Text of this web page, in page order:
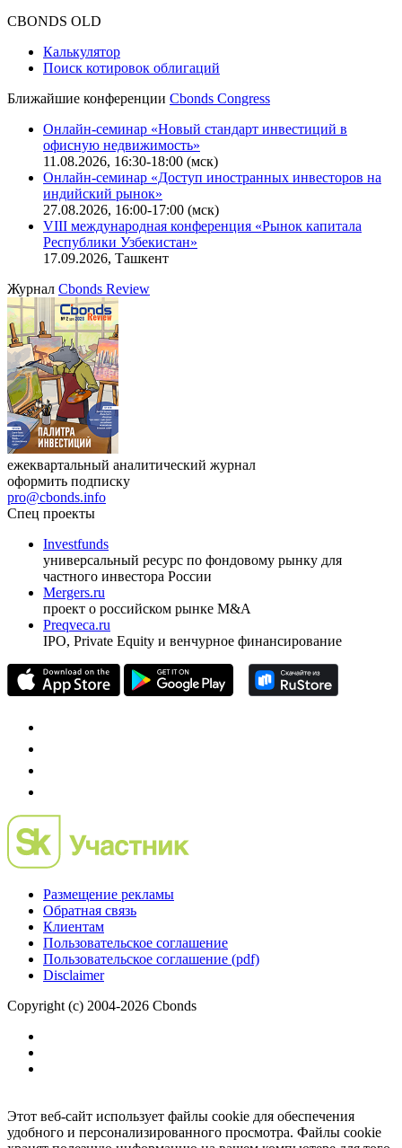
CBONDS OLD
Калькулятор
Поиск котировок облигаций
Ближайшие конференции Cbonds Congress
Онлайн-семинар «Новый стандарт инвестиций в
офисную недвижимость»
11.08.2026, 16:30-18:00 (мск)
Онлайн-семинар «Доступ иностранных инвесторов на
индийский рынок»
27.08.2026, 16:00-17:00 (мск)
VIII международная конференция «Рынок капитала
Республики Узбекистан»
17.09.2026, Ташкент
Журнал Cbonds Review
ежеквартальный аналитический журнал
оформить подписку
pro@cbonds.info
Спец проекты
Investfunds
универсальный ресурс по фондовому рынку для
частного инвестора России
Mergers.ru
проект о российском рынке M&A
Preqveca.ru
IPO, Private Equity и венчурное финансирование
Размещение рекламы
Обратная связь
Клиентам
Пользовательское соглашение
Пользовательское соглашение (pdf)
Disclaimer
Copyright (c) 2004-2026 Cbonds
Этот веб-сайт использует файлы cookie для обеспечения
удобного и персонализированного просмотра. Файлы cookie